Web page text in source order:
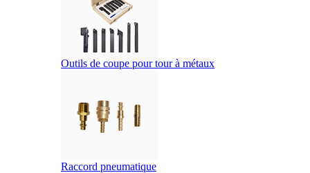
Outils de coupe pour tour à métaux
Raccord pneumatique